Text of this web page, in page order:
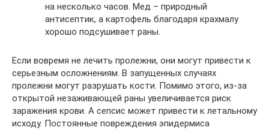
на несколько часов. Мед – природный
антисептик, а картофель благодаря крахмалу
хорошо подсушивает раны.
Если вовремя не лечить пролежни, они могут привести к
серьезным осложнениям. В запущенных случаях
пролежни могут разрушать кости. Помимо этого, из-за
открытой незаживающей раны увеличивается риск
заражения крови. А сепсис может привести к летальному
исходу. Постоянные повреждения эпидермиса